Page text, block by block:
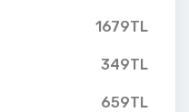
1679TL
349TL
659TL